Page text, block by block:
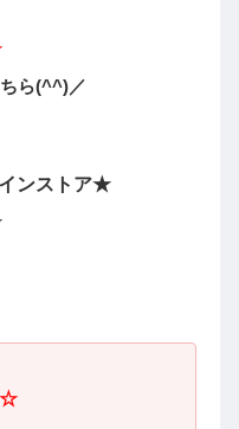
ちら(^^)／
ンストア★